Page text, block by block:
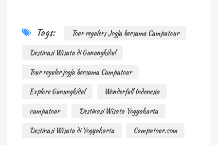
Tags:
Tour regulers Jogja bersama Campatour
Destinasi Wisata di Gunungkidul
Tour reguler jogja bersama Campatour
Explore Gunungkidul
Wonderfull Indonesia
campatour
Destinasi Wisata Yogyakarta
Destinasi Wisata di Yogyakarta
Campatour.com